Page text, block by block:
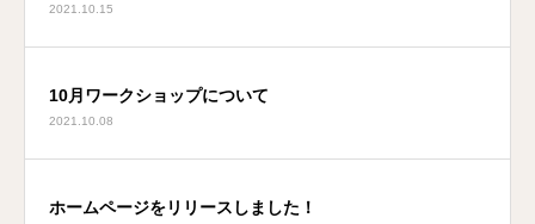
2021.10.15
10月ワークショップについて
2021.10.08
ホームページをリリースしました！